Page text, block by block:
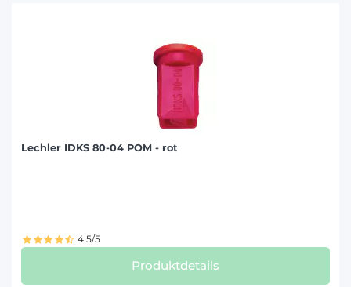
Lechler IDKS 80-04 POM - rot
4.5/5
Produktdetails